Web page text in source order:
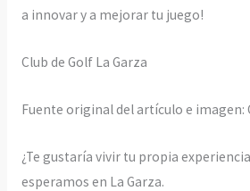
a innovar y a mejorar tu juego!
Club de Golf La Garza
Fuente original del artículo e imagen:
¿Te gustaría vivir tu propia
esperamos en La Garza.